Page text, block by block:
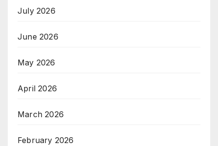
July 2026
June 2026
May 2026
April 2026
March 2026
February 2026